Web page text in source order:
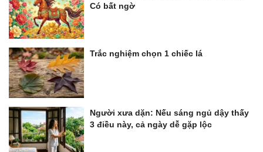
Có bất ngờ
Trắc nghiệm chọn 1 chiếc lá
Người xưa dặn: Nếu sáng ngủ dậy thấy
3 điều này, cả ngày dễ gặp lộc